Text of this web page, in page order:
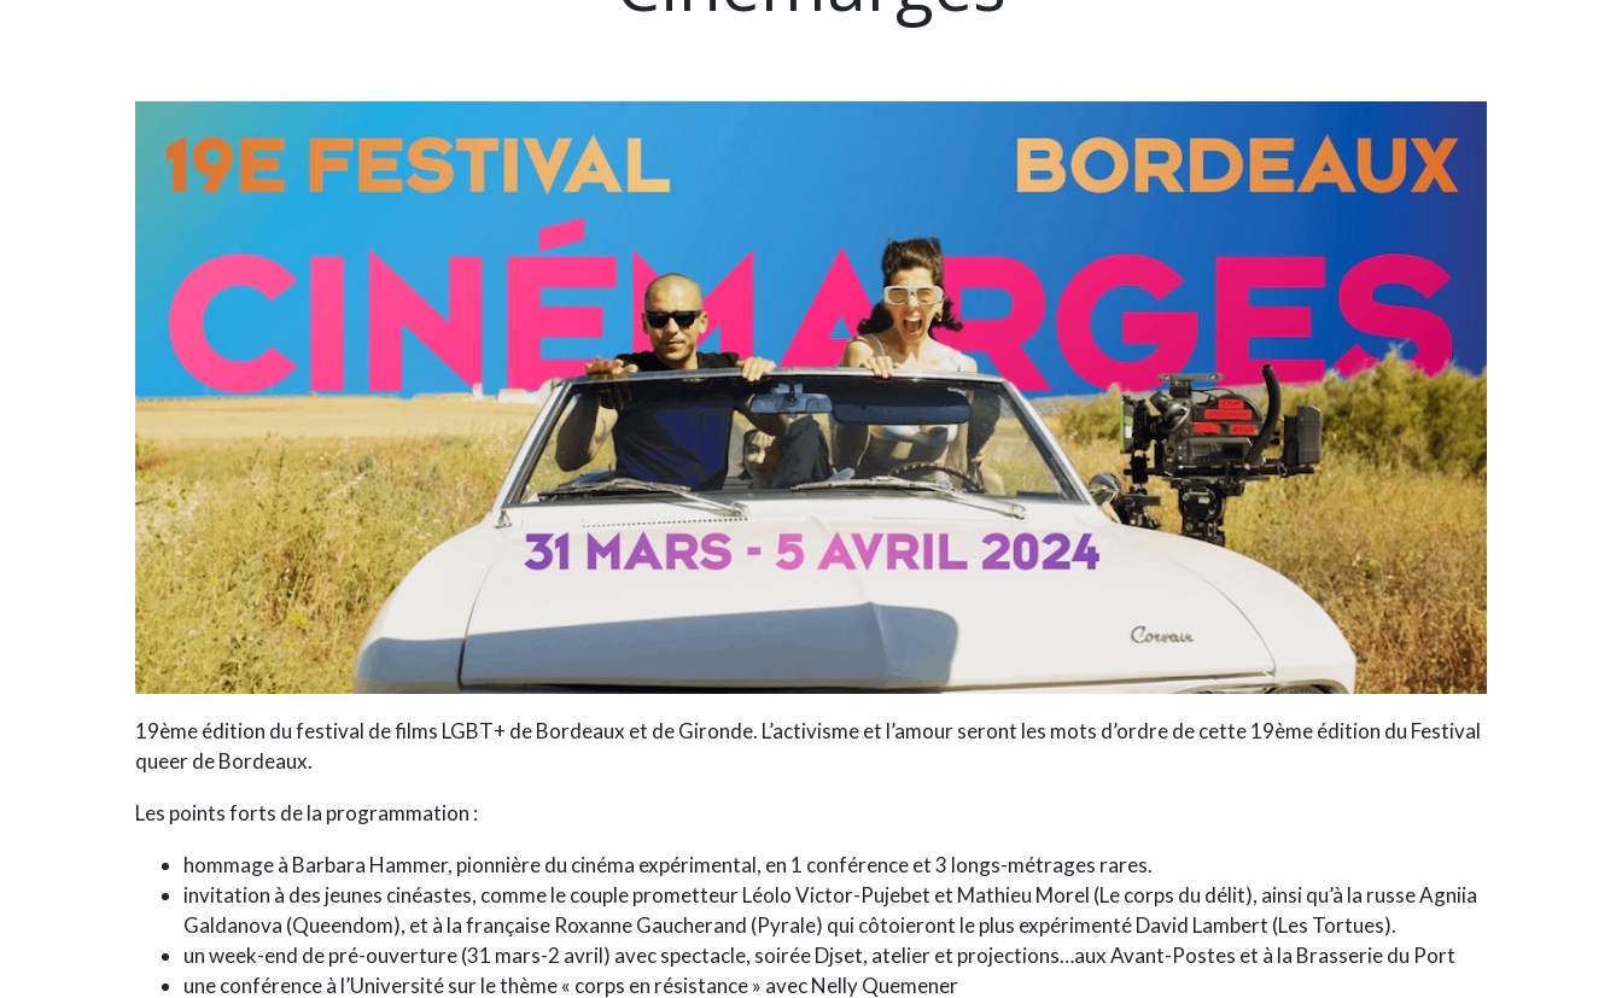
19ème édition du festival de films LGBT+ de Bordeaux et de Gironde. L’activisme et l’amourseront les mots d’ordre de cette 19ème édition du Festival
queer de Bordeaux.
Les points forts de la programmation :
hommage à Barbara Hammer, pionnière du cinéma expérimental, en 1 conférence et 3 longs-métrages rares.
invitation à des jeunes cinéastes, comme le couple prometteur Léolo Victor-Pujebet et Mathieu Morel (Le corps du délit), ainsi qu’à la russe Agniia
Galdanova (Queendom), et à la française Roxanne Gaucherand (Pyrale) qui côtoieront le plus expérimenté David Lambert (Les Tortues).
un week-end de pré-ouverture (31 mars-2 avril) avec spectacle, soirée Djset, atelier et projections…aux Avant-Postes et à la Brasserie du Port
une conférence à l’Université sur le thème « corps en résistance » avec Nelly Quemener